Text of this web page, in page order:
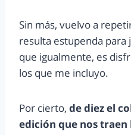
Sin más, vuelvo a
resulta estupenda
que igualmente, es
los que me incluyo.
Por cierto, de diez el
edición que nos traen